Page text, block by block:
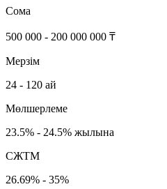
Сома
500 000 - 200 000 000 ₸
Мерзім
24 - 120 ай
Мөлшерлеме
23.5% - 24.5% жылына
СЖТМ
26.69% - 35%